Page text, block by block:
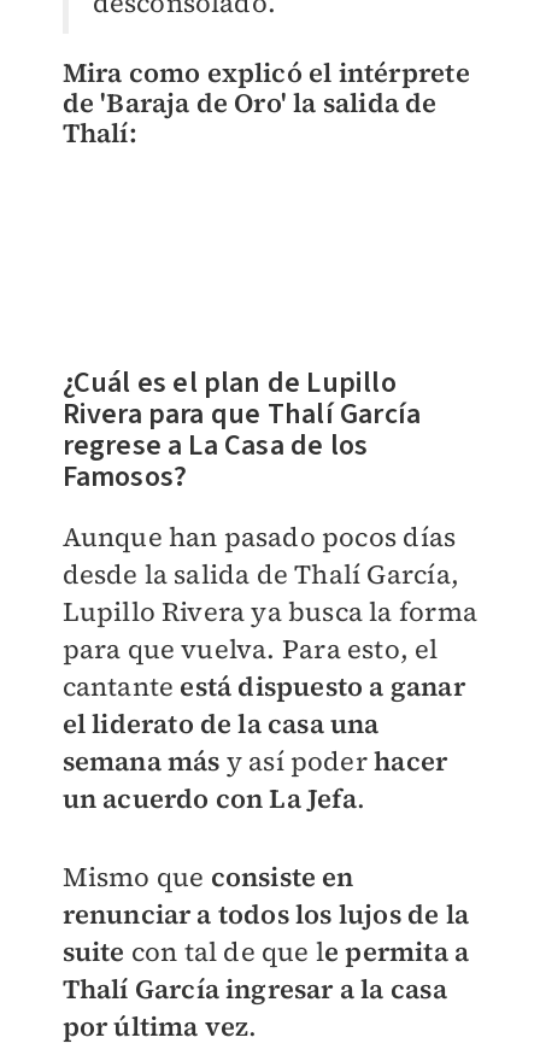
Mira como explicó el intérprete
de 'Baraja de Oro' la salida de
Thalí:
¿​Cuál es el plan de Lupillo
Rivera para que Thalí García
regrese a La Casa de los
Famosos?
Aunque han pasado pocos días
desde la salida de Thalí García,
Lupillo Rivera ya busca la forma
para que vuelva. Para esto, el
cantante está dispuesto a ganar
el liderato de la casa una
semana más y así poderhacer
un acuerdo con La Jefa.
Mismo que consiste en
renunciar a todos los lujos de la
suite con tal de que le permita a
Thalí García ingresar a la casa
por última vez.